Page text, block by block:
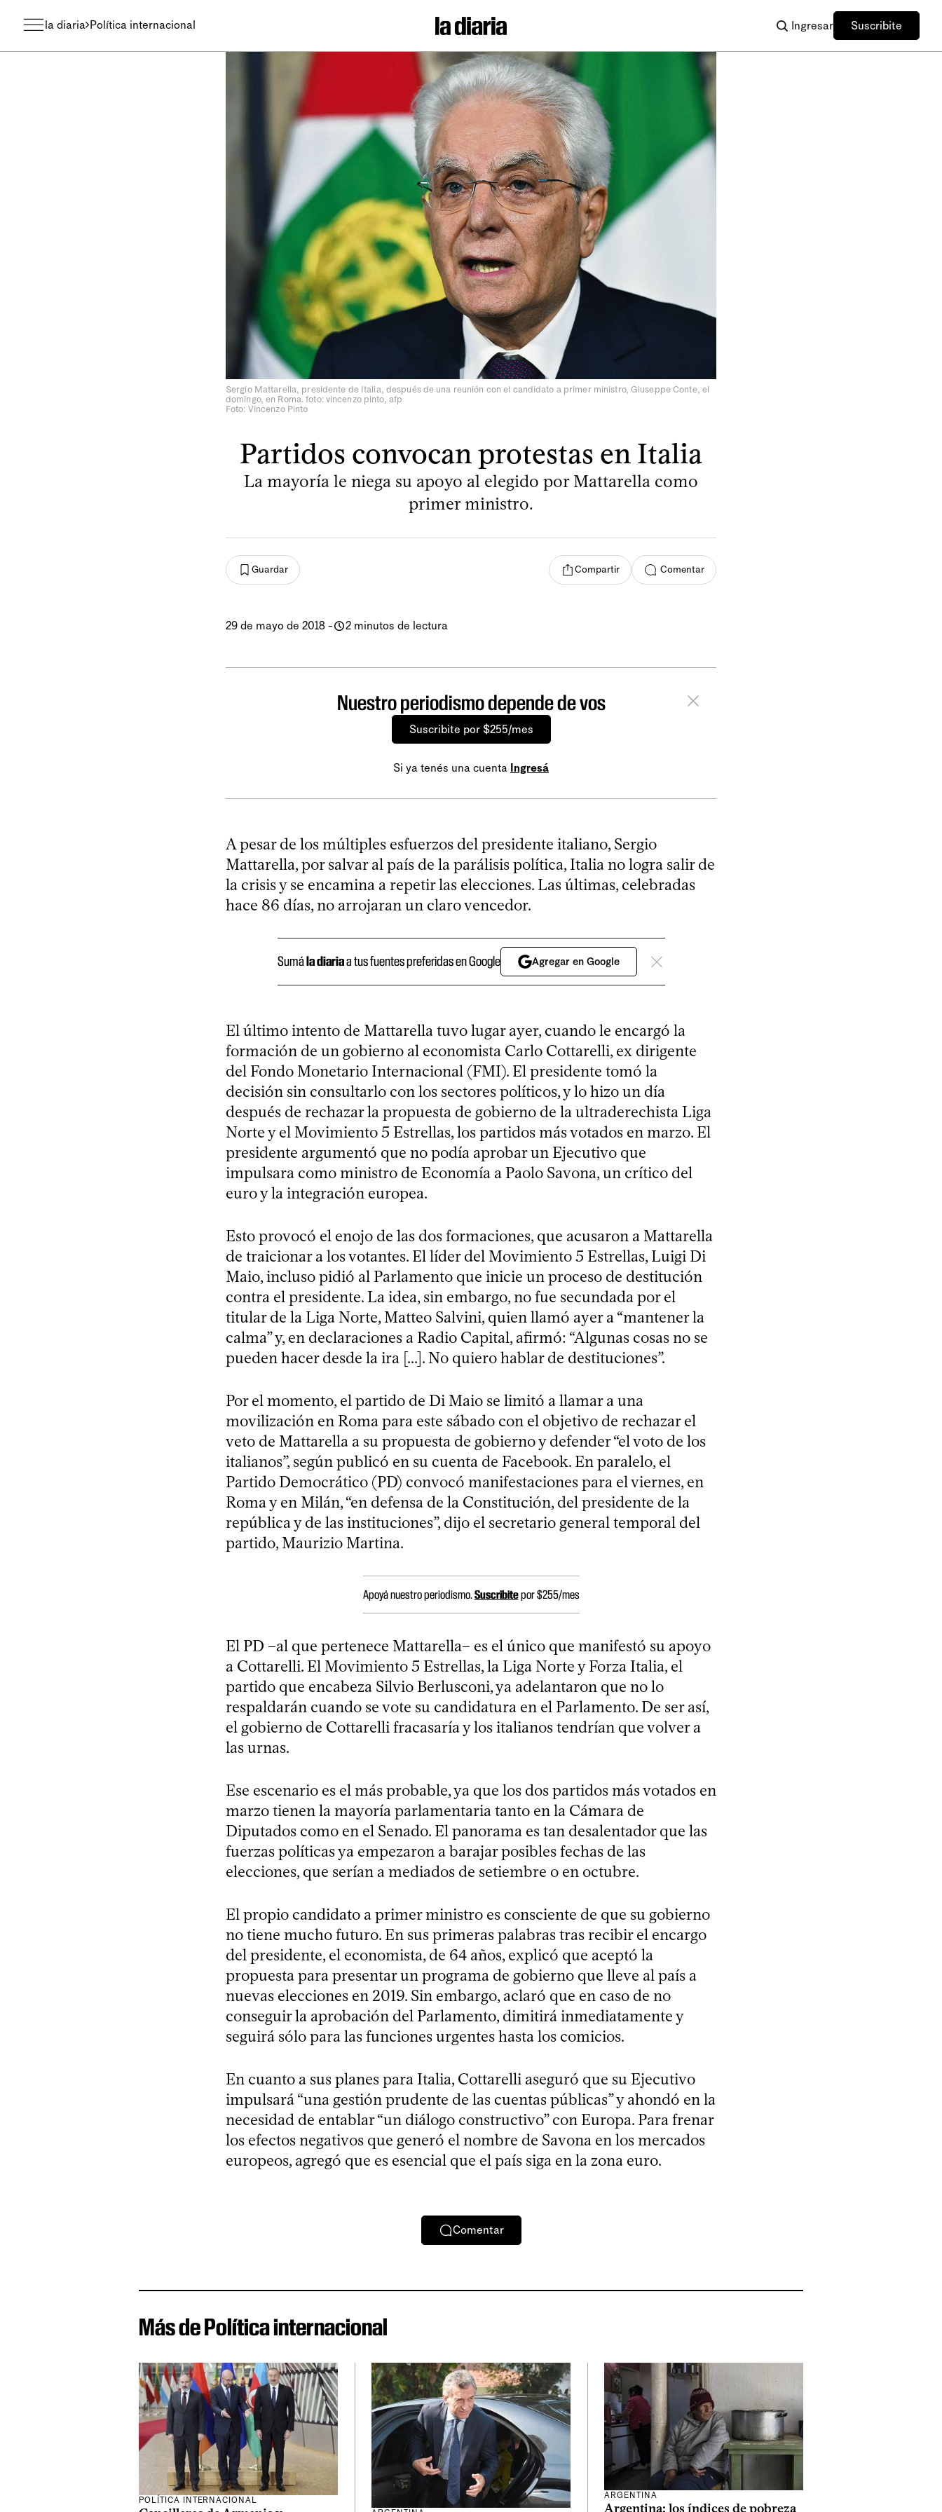
la diaria Política internacional Ingresar Suscribite
Sergio Mattarella, presidente de Italia, después de una reunión con el candidato a primer ministro, Giuseppe Conte, el
domingo, en Roma. foto: vincenzo pinto, afp
Foto: Vincenzo Pinto
Partidos convocan protestas en Italia
La mayoría le niega su apoyo al elegido por Mattarella como
primer ministro.
Guardar Compartir Comentar
29 de mayo de 2018 - 2 minutos de lectura
Nuestro periodismo depende de vos
Suscribite por $255/mes
Si ya tenés una cuenta Ingresá
A pesar de los múltiples esfuerzos del presidente italiano, Sergio
Mattarella, por salvar al país de la parálisis política, Italia no logra salir de
la crisis y se encamina a repetir las elecciones. Las últimas, celebradas
hace 86 días, no arrojaran un claro vencedor.
Sumála diariaa tus fuentes preferidas en Google Agregar en Google
El último intento de Mattarella tuvo lugar ayer, cuando le encargó la
formación de un gobierno al economista Carlo Cottarelli, ex dirigente
del Fondo Monetario Internacional (FMI). El presidente tomó la
decisión sin consultarlo con los sectores políticos, y lo hizo un día
después de rechazar la propuesta de gobierno de la ultraderechista Liga
Norte y el Movimiento 5 Estrellas, los partidos más votados en marzo. El
presidente argumentó que no podía aprobar un Ejecutivo que
impulsara como ministro de Economía a Paolo Savona, un crítico del
euro y la integración europea.
Esto provocó el enojo de las dos formaciones, que acusaron a Mattarella
de traicionar a los votantes. El líder del Movimiento 5 Estrellas, Luigi Di
Maio, incluso pidió al Parlamento que inicie un proceso de destitución
contra el presidente. La idea, sin embargo, no fue secundada por el
titular de la Liga Norte, Matteo Salvini, quien llamó ayer a “mantener la
calma” y, en declaraciones a Radio Capital, afirmó: “Algunas cosas no se
pueden hacer desde la ira [...]. No quiero hablar de destituciones”.
Por el momento, el partido de Di Maio se limitó a llamar a una
movilización en Roma para este sábado con el objetivo de rechazar el
veto de Mattarella a su propuesta de gobierno y defender “el voto de los
italianos”, según publicó en su cuenta de Facebook. En paralelo, el
Partido Democrático (PD) convocó manifestaciones para el viernes, en
Roma y en Milán, “en defensa de la Constitución, del presidente de la
república y de las instituciones”, dijo el secretario general temporal del
partido, Maurizio Martina.
Apoyá nuestro periodismo.Suscribitepor $255/mes
El PD –al que pertenece Mattarella– es el único que manifestó su apoyo
a Cottarelli. El Movimiento 5 Estrellas, la Liga Norte y Forza Italia, el
partido que encabeza Silvio Berlusconi, ya adelantaron que no lo
respaldarán cuando se vote su candidatura en el Parlamento. De ser así,
el gobierno de Cottarelli fracasaría y los italianos tendrían que volver a
las urnas.
Ese escenario es el más probable, ya que los dos partidos más votados en
marzo tienen la mayoría parlamentaria tanto en la Cámara de
Diputados como en el Senado. El panorama es tan desalentador que las
fuerzas políticas ya empezaron a barajar posibles fechas de las
elecciones, que serían a mediados de setiembre o en octubre.
El propio candidato a primer ministro es consciente de que su gobierno
no tiene mucho futuro. En sus primeras palabras tras recibir el encargo
del presidente, el economista, de 64 años, explicó que aceptó la
propuesta para presentar un programa de gobierno que lleve al país a
nuevas elecciones en 2019. Sin embargo, aclaró que en caso de no
conseguir la aprobación del Parlamento, dimitirá inmediatamente y
seguirá sólo para las funciones urgentes hasta los comicios.
En cuanto a sus planes para Italia, Cottarelli aseguró que su Ejecutivo
impulsará “una gestión prudente de las cuentas públicas” y ahondó en la
necesidad de entablar “un diálogo constructivo” con Europa. Para frenar
los efectos negativos que generó el nombre de Savona en los mercados
europeos, agregó que es esencial que el país siga en la zona euro.
Comentar
Más de Política internacional
POLÍTICA INTERNACIONAL ARGENTINA
Argentina: los índices de pobreza